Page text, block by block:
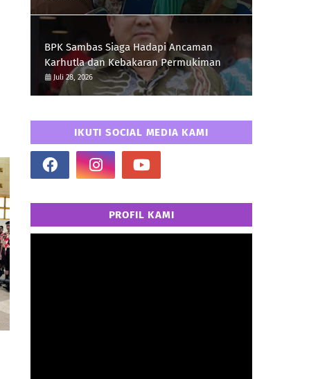
BPK Sambas Siaga Hadapi Ancaman
Karhutla dan Kebakaran Permukiman
Juli 28, 2026
IKUTI SOCIAL MEDIA KAMI
PROFIL KAMI